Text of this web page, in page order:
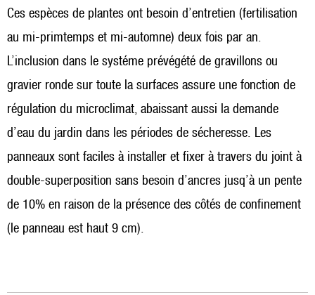
Ces espèces de plantes ont besoin d’entretien (fertilisation
au mi-primtemps et mi-automne) deux fois par an.
L’inclusion dans le systéme prévégété de gravillons ou
gravier ronde sur toute la surfaces assure une fonction de
régulation du microclimat, abaissant aussi la demande
d’eau du jardin dans les périodes de sécheresse. Les
panneaux sont faciles à installer et fixer à travers du joint à
double-superposition sans besoin d’ancres jusq’à un pente
de 10% en raison de la présence des côtés de confinement
(le panneau est haut 9 cm).